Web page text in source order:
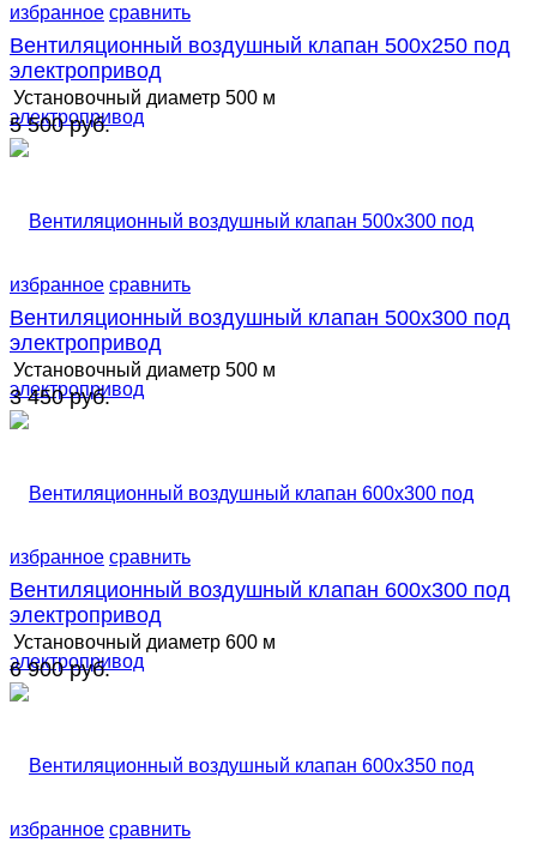
избранное сравнить
избранное сравнить
Вентиляционный воздушный клапан 500х250 под
электропривод
Установочный диаметр 500 м
5 500 руб.
избранное сравнить
Вентиляционный воздушный клапан 500х300 под
электропривод
Установочный диаметр 500 м
3 450 руб.
избранное сравнить
Вентиляционный воздушный клапан 600х300 под
электропривод
Установочный диаметр 600 м
6 900 руб.